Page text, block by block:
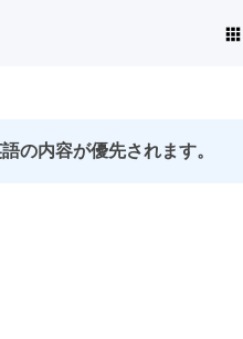
の内容が優先されます。